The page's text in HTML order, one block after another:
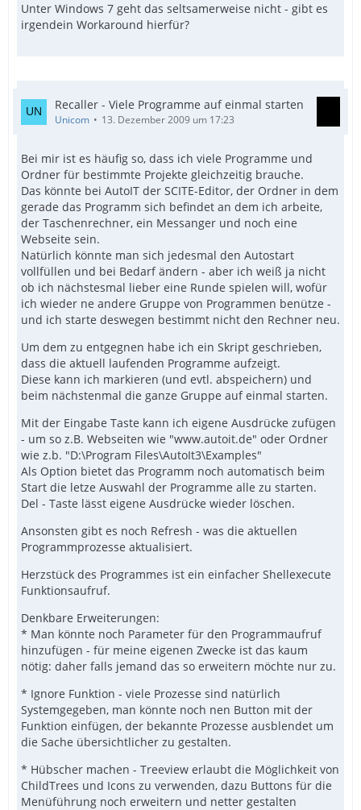
Unter Windows 7 geht das seltsamerweise nicht - gibt es
irgendein Workaround hierfür?
Recaller - Viele Programme auf einmal starten
Unicom 13. Dezember 2009 um 17:23
Bei mir ist es häufig so, dass ich viele Programme und
Ordner für bestimmte Projekte gleichzeitig brauche.
Das könnte bei AutoIT der SCITE-Editor, der Ordner in dem
gerade das Programm sich befindet an dem ich arbeite,
der Taschenrechner, ein Messanger und noch eine
Webseite sein.
Natürlich könnte man sich jedesmal den Autostart
vollfüllen und bei Bedarf ändern - aber ich weiß ja nicht
ob ich nächstesmal lieber eine Runde spielen will, wofür
ich wieder ne andere Gruppe von Programmen benütze -
und ich starte deswegen bestimmt nicht den Rechner neu.
Um dem zu entgegnen habe ich ein Skript geschrieben,
dass die aktuell laufenden Programme aufzeigt.
Diese kann ich markieren (und evtl. abspeichern) und
beim nächstenmal die ganze Gruppe auf einmal starten.
Mit der Eingabe Taste kann ich eigene Ausdrücke zufügen
- um so z.B. Webseiten wie "www.autoit.de" oder Ordner
wie z.b. "D:\Program Files\AutoIt3\Examples"
Als Option bietet das Programm noch automatisch beim
Start die letze Auswahl der Programme alle zu starten.
Del - Taste lässt eigene Ausdrücke wieder löschen.
Ansonsten gibt es noch Refresh - was die aktuellen
Programmprozesse aktualisiert.
Herzstück des Programmes ist ein einfacher Shellexecute
Funktionsaufruf.
Denkbare Erweiterungen:
* Man könnte noch Parameter für den Programmaufruf
hinzufügen - für meine eigenen Zwecke ist das kaum
nötig: daher falls jemand das so erweitern möchte nur zu.
* Ignore Funktion - viele Prozesse sind natürlich
Systemgegeben, man könnte noch nen Button mit der
Funktion einfügen, der bekannte Prozesse ausblendet um
die Sache übersichtlicher zu gestalten.
* Hübscher machen - Treeview erlaubt die Möglichkeit von
ChildTrees und Icons zu verwenden, dazu Buttons für die
Menüführung noch erweitern und netter gestalten